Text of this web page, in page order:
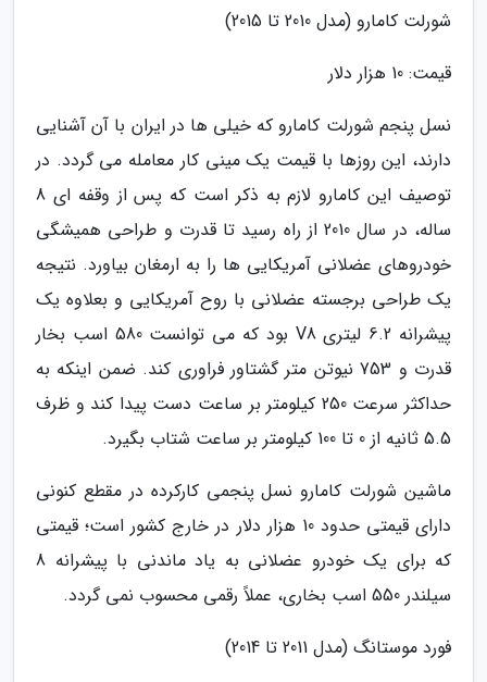
شورلت کامارو (مدل 2010 تا 2015)
قیمت: 10 هزار دلار
نسل پنجم شورلت کامارو که خیلی ها در ایران با آن آشنایی
دارند، این روزها با قیمت یک مینی کار معامله می گردد. در
توصیف این کامارو لازم به ذکر است که پس از وقفه ای 8
ساله، در سال 2010 از راه رسید تا قدرت و طراحی همیشگی
خودروهای عضلانی آمریکایی ها را به ارمغان بیاورد. نتیجه
یک طراحی برجسته عضلانی با روح آمریکایی و بعلاوه یک
پیشرانه 6.2 لیتری V8 بود که می توانست 580 اسب بخار
قدرت و 753 نیوتن متر گشتاور فراوری کند. ضمن اینکه به
حداکثر سرعت 250 کیلومتر بر ساعت دست پیدا کند و ظرف
5.5 ثانیه از 0 تا 100 کیلومتر بر ساعت شتاب بگیرد.
ماشین شورلت کامارو نسل پنجمی کارکرده در مقطع کنونی
دارای قیمتی حدود 10 هزار دلار در خارج کشور است؛ قیمتی
که برای یک خودرو عضلانی به یاد ماندنی با پیشرانه 8
سیلندر 550 اسب بخاری، عملاً رقمی محسوب نمی گردد.
فورد موستانگ (مدل 2011 تا 2014)